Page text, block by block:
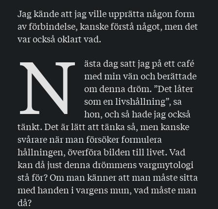
Jag kände att jag ville upprätta någon form
av förbindelse, kanske förstå något, men det
var också oklart vad.
N
ästa dag satt jag på ett café
med min vän och berättade
om denna dröm. ”Det låter
som en livshållning”, sa
hon, och så hade jag också
tänkt. Det är lätt att tänka så, men kanske
svårare när man försöker formulera
hållningen, överföra bilden till livet. Vad
kan då just denna drömmens vargmytologi
stå för? Om man känner att man måste sitta
med handen i vargens mun, vad måste man
då?